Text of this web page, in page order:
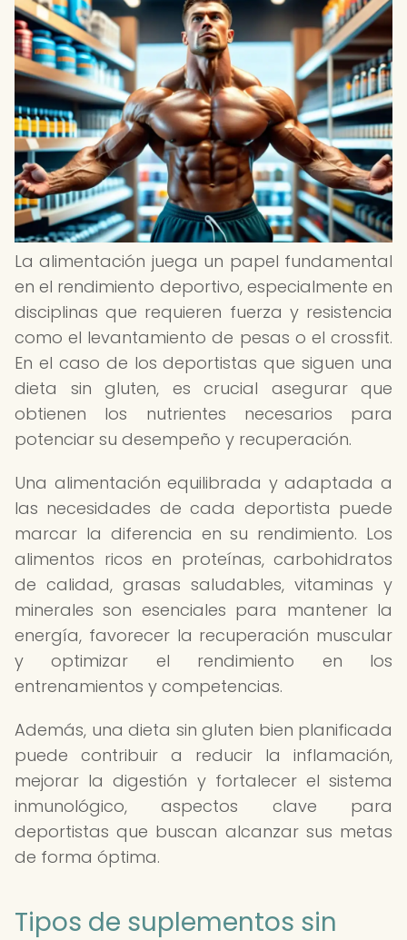
La alimentación juega un papel fundamental
en el rendimiento deportivo, especialmente en
disciplinas que requieren fuerza y resistencia
como el levantamiento de pesas o el crossfit.
En el caso de los deportistas que siguen una
dieta sin gluten, es crucial asegurar que
obtienen los nutrientes necesarios para
potenciar su desempeño y recuperación.
Una alimentación equilibrada y adaptada a
las necesidades de cada deportista puede
marcar la diferencia en su rendimiento. Los
alimentos ricos en proteínas, carbohidratos
de calidad, grasas saludables, vitaminas y
minerales son esenciales para mantener la
energía, favorecer la recuperación muscular
y optimizar el rendimiento en los
entrenamientos y competencias.
Además, una dieta sin gluten bien planificada
puede contribuir a reducir la inflamación,
mejorar la digestión y fortalecer el sistema
inmunológico, aspectos clave para
deportistas que buscan alcanzar sus metas
de forma óptima.
Tipos de suplementos sin